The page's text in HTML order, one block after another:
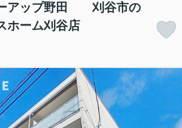
ーアップ野田 刈谷市の
ホーム刈谷店